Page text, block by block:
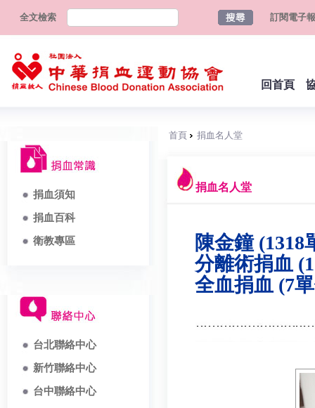
全文檢索 訂閱電子報
回首頁
捐血須知
捐血百科
衛教專區
台北聯絡中心
新竹聯絡中心
台中聯絡中心
首頁 捐血名人堂
捐血名人堂
陳金鐘 (1318
分離術捐血
全血捐血 (7